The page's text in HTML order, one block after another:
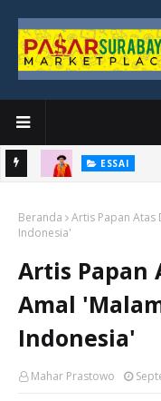
ESSAI
Tidak Berhenti di
Beranda
Artis Papan Atas
Indonesia'
Artis Papan
Amal
Indonesia'
Mahar Prastowo